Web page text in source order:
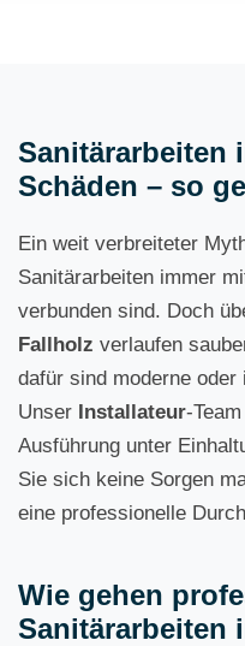
Sanitärarbeiten
Schäden – so
Ein weit verbreiteter
Sanitärarbeiten immer
verbunden sind. Doch
Fallholz verlaufen
dafür sind moderne
Unser Installateur-
Ausführung unter
Sie sich keine Sorgen
eine professionelle
Wie gehen
Sanitärarbeiten